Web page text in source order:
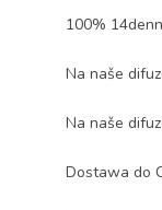
100%
Na naše
Na naše
Dostawa do